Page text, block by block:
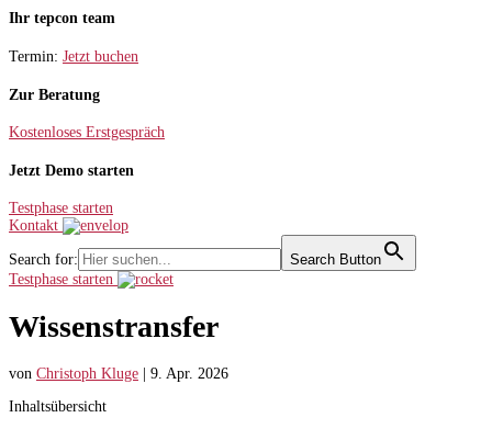
Ihr tepcon team
Termin: Jetzt buchen
Zur Beratung
Kostenloses Erstgespräch
Jetzt Demo starten
Testphase starten
Kontakt
Search for:
Search Button
Testphase starten
Wissenstransfer
von Christoph Kluge
9. Apr. 2026
Inhaltsübersicht